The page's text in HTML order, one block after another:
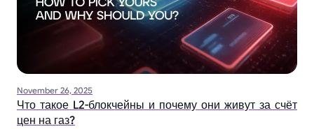
November 26, 2025
Что такое L2-блокчейны и почему они живут за счёт
цен на газ?